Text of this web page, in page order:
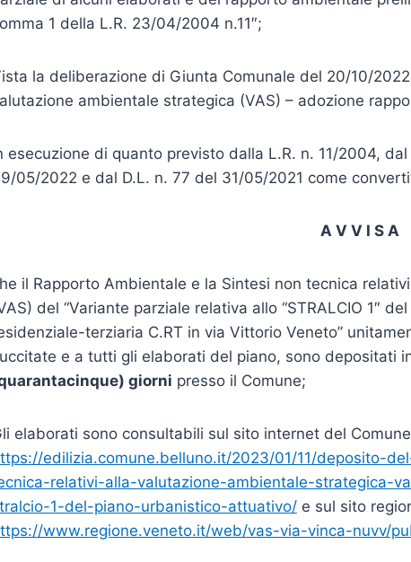
1 della L.R. 23/04/2004 n.11″;
la deliberazione di Giunta Comunale del 20/10/
ambientale strategica (VAS) – adozione
esecuzione di quanto previsto dalla L.R. n. 11/2004,
05/2022 e dal D.L. n. 77 del 31/05/2021 come
A V V I S A
il Rapporto Ambientale e la Sintesi non tecnica
del “Variante parziale relativa allo “STRALCIO 1″
terziaria C.RT in via Vittorio Veneto”
e a tutti gli elaborati del piano, sono depositati
giorni presso il Comune;
elaborati sono consultabili sul sito internet del
edilizia.comune.belluno.it/2023/01/11/deposito-
relativi-alla-valutazione-ambientale-strategica-
1-del-piano-urbanistico-attuativo/e sul sito
www.regione.veneto.it/web/vas-via-vinca-nuvv/